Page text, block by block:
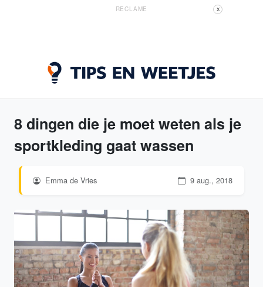
RECLAME X
8 dingen die je moet weten als je
sportkleding gaat wassen
Emma de Vries 9 aug., 2018